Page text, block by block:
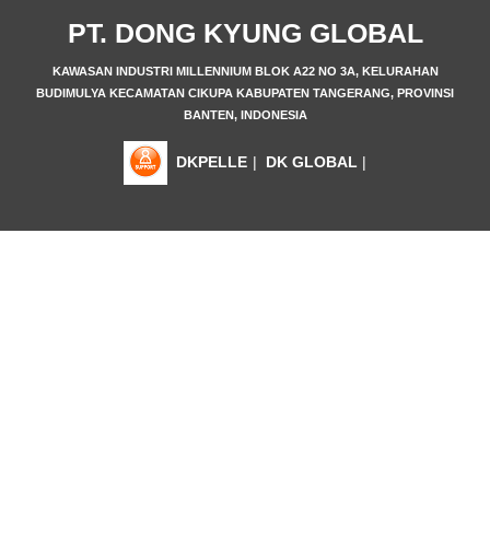
PT. DONG KYUNG GLOBAL
KAWASAN INDUSTRI MILLENNIUM BLOK A22 NO 3A, KELURAHAN
BUDIMULYA KECAMATAN CIKUPA KABUPATEN TANGERANG, PROVINSI
BANTEN, INDONESIA
DKPELLE | DK GLOBAL |